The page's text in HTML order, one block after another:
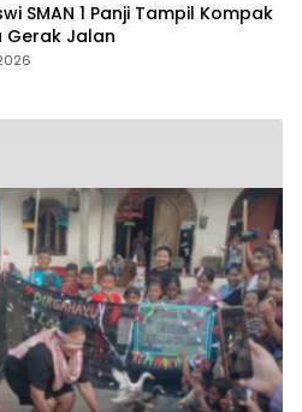
SMAN 1 Panji Tampil Kompak
Gerak Jalan